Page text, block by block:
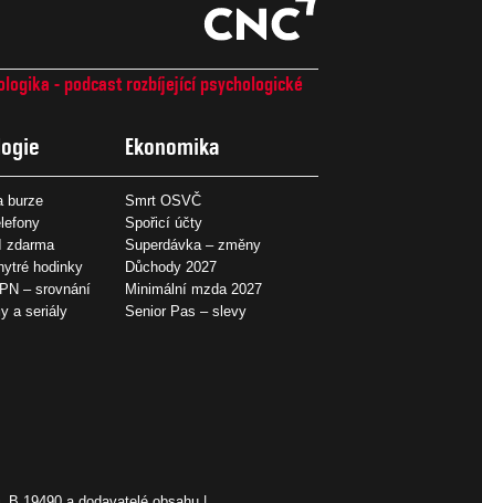
- podcast rozbíjející psychologické
burze
zdarma
hodinky
– srovnání
a seriály
Ekonomika
Smrt OSVČ
Spořicí účty
Superdávka – změny
Důchody 2027
Minimální mzda 2027
Senior Pas – slevy